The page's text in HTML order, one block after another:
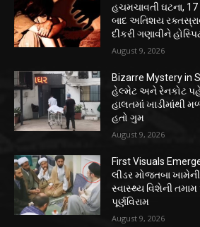
હચમચાવતી ઘટના, 17
બાદ અતિશય
દીકરી ગણાવીને
August 9, 2026
Bizarre Mystery in
હેલ્મેટ અને રેનકોટ
હાલતમાં ખાડીમાંથી
હતો ગુમ
August 9, 2026
First Visuals
લીડર મોજતબા
સ્વાસ્થ્ય વિશેની
પૂર્ણવિરામ
August 9, 2026